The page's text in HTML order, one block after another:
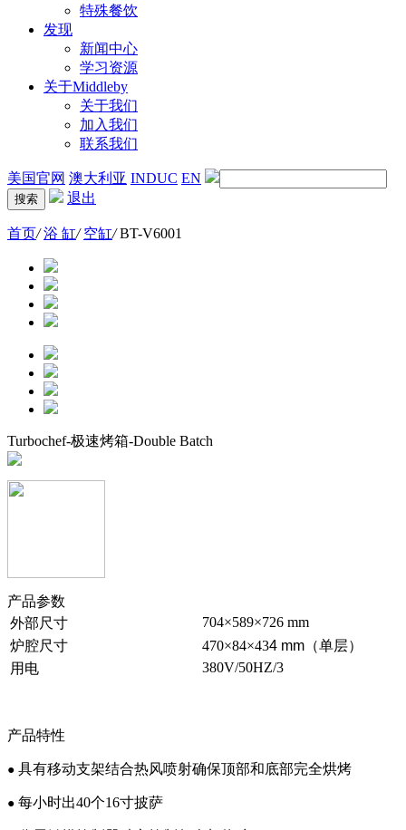
特殊餐饮
发现
新闻中心
学习资源
关于Middleby
关于我们
加入我们
联系我们
美国官网 澳大利亚 INDUC EN
退出
首页/ 浴 缸/ 空缸/ BT-V6001
Turbochef-极速烤箱-Double Batch
产品参数
外部尺寸
704×589×726 mm
炉腔尺寸
470×84×434 mm（单层）
用电
380V/50HZ/3
产品特性
● 具有移动支架结合热风喷射确保顶部和底部完全烘烤
● 每小时出40个16寸披萨